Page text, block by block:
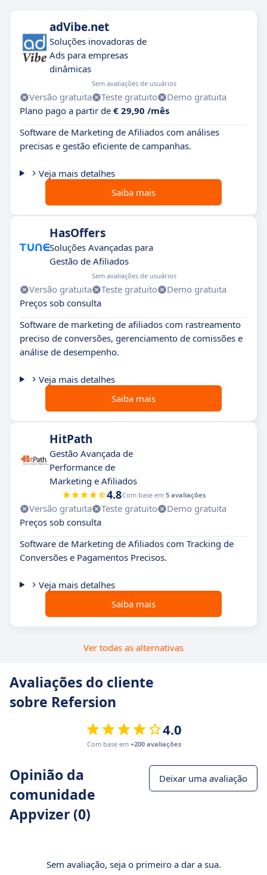
adVibe.net
Soluções inovadoras de
Ads para empresas
dinâmicas
Sem avaliações de usuários
Versão gratuita Teste gratuito
Demo gratuita
Plano pago a partir de € 29,90 /mês
Software de Marketing de Afiliados com análises
precisas e gestão eficiente de campanhas.
Veja mais detalhes
Saiba mais
HasOffers
Soluções Avançadas para
Gestão de Afiliados
Sem avaliações de usuários
Versão gratuita Teste gratuito
Demo gratuita
Preços sob consulta
Software de marketing de afiliados com rastreamento
preciso de conversões, gerenciamento de comissões e
análise de desempenho.
Veja mais detalhes
Saiba mais
HitPath
Gestão Avançada de
Performance de
Marketing e Afiliados
4.8Com base em 5 avaliações
Versão gratuita Teste gratuito
Demo gratuita
Preços sob consulta
Software de Marketing de Afiliados com Tracking de
Conversões e Pagamentos Precisos.
Veja mais detalhes
Saiba mais
Ver todas as alternativas
Avaliações do cliente
sobre Refersion
4.0
Com base em +200 avaliações
Opinião da
comunidade
Appvizer (0)
Deixar uma avaliação
Sem avaliação, seja o primeiro a dar a sua.